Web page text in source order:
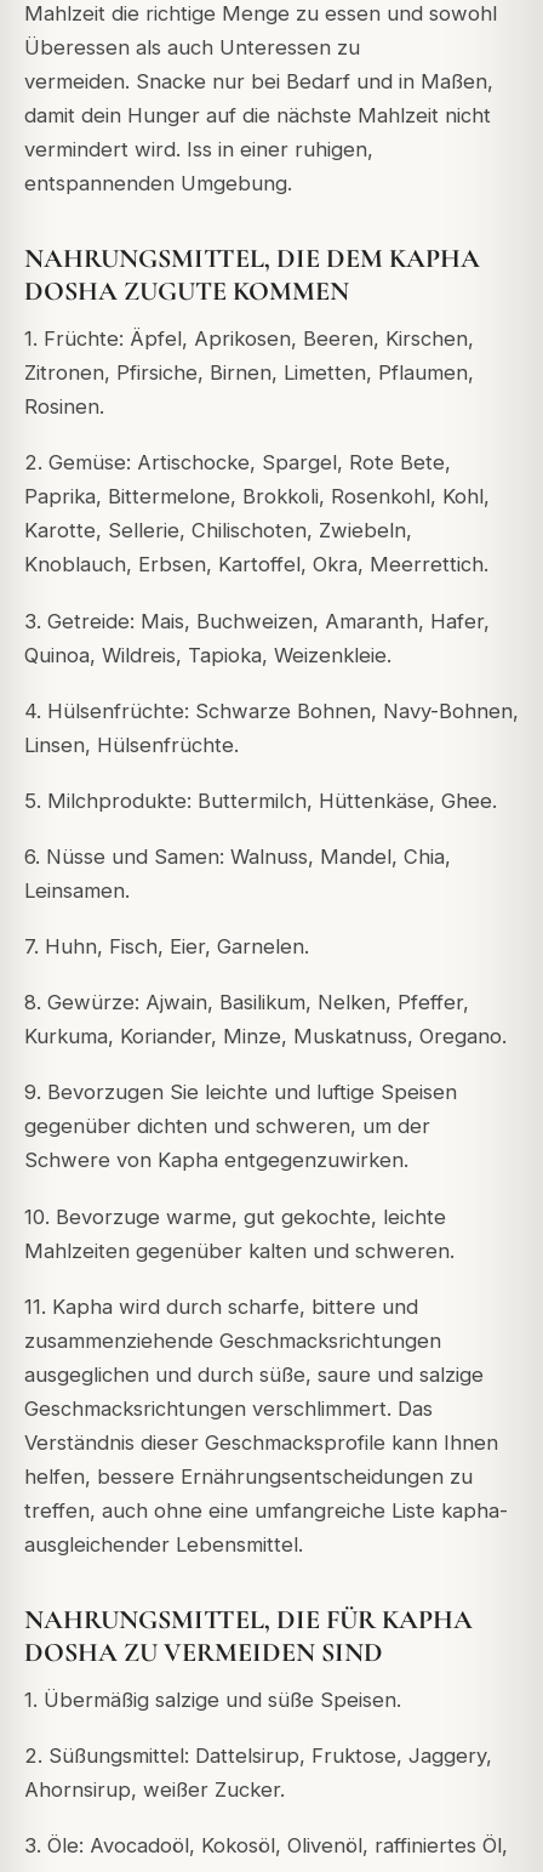
Mahlzeit die richtige Menge zu essen und sowohl
Überessen als auch Unteressen zu
vermeiden. Snacke nur bei Bedarf und in Maßen,
damit dein Hunger auf die nächste Mahlzeit nicht
vermindert wird. Iss in einer ruhigen,
entspannenden Umgebung.
NAHRUNGSMITTEL, DIE DEM KAPHA
DOSHA ZUGUTE KOMMEN
1. Früchte: Äpfel, Aprikosen, Beeren, Kirschen,
Zitronen, Pfirsiche, Birnen, Limetten, Pflaumen,
Rosinen.
2. Gemüse: Artischocke, Spargel, Rote Bete,
Paprika, Bittermelone, Brokkoli, Rosenkohl, Kohl,
Karotte, Sellerie, Chilischoten, Zwiebeln,
Knoblauch, Erbsen, Kartoffel, Okra, Meerrettich.
3. Getreide: Mais, Buchweizen, Amaranth, Hafer,
Quinoa, Wildreis, Tapioka, Weizenkleie.
4. Hülsenfrüchte: Schwarze Bohnen, Navy-Bohnen,
Linsen, Hülsenfrüchte.
5. Milchprodukte: Buttermilch, Hüttenkäse, Ghee.
6. Nüsse und Samen: Walnuss, Mandel, Chia,
Leinsamen.
7. Huhn, Fisch, Eier, Garnelen.
8. Gewürze: Ajwain, Basilikum, Nelken, Pfeffer,
Kurkuma, Koriander, Minze, Muskatnuss, Oregano.
9. Bevorzugen Sie leichte und luftige Speisen
gegenüber dichten und schweren, um der
Schwere von Kapha entgegenzuwirken.
10. Bevorzuge warme, gut gekochte, leichte
Mahlzeiten gegenüber kalten und schweren.
11. Kapha wird durch scharfe, bittere und
zusammenziehende Geschmacksrichtungen
ausgeglichen und durch süße, saure und salzige
Geschmacksrichtungen verschlimmert. Das
Verständnis dieser Geschmacksprofile kann Ihnen
helfen, bessere Ernährungsentscheidungen zu
treffen, auch ohne eine umfangreiche Liste kapha-
ausgleichender Lebensmittel.
NAHRUNGSMITTEL, DIE FÜR KAPHA
DOSHA ZU VERMEIDEN SIND
1. Übermäßig salzige und süße Speisen.
2. Süßungsmittel: Dattelsirup, Fruktose, Jaggery,
Ahornsirup, weißer Zucker.
3. Öle: Avocadoöl, Kokosöl, Olivenöl, raffiniertes Öl,